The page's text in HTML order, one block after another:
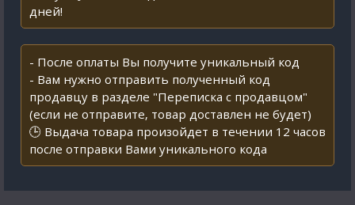
дней!
- После оплаты Вы получите уникальный код
- Вам нужно отправить полученный код
продавцу в разделе "Переписка с продавцом"
(если не отправите, товар доставлен не будет)
🕒 Выдача товара произойдет в течении 12 часов
после отправки Вами уникального кода